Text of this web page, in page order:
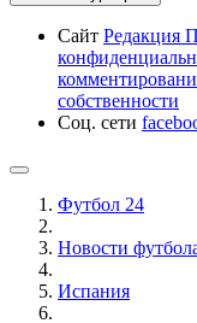
Сайт Редакция
собственности
Соц. сети
Футбол 24
Новости
Испания